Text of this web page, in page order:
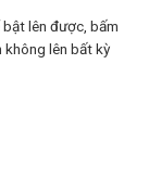
lên được, bấm
không lên bất kỳ